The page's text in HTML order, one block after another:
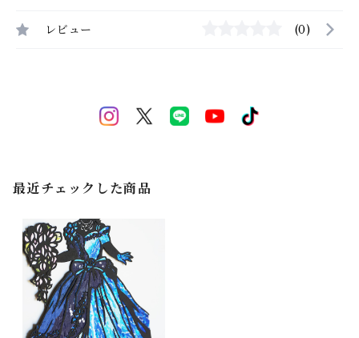
レビュー (0)
最近チェックした商品